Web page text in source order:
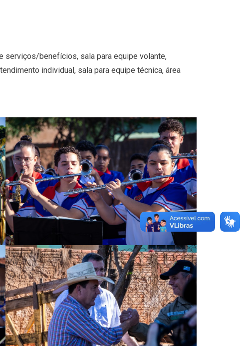
serviços/benefícios, sala para equipe volante,
individual, sala para equipe técnica, área